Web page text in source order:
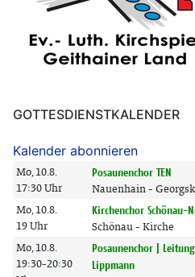
GOTTESDIENSTKALENDER
Kalender abonnieren